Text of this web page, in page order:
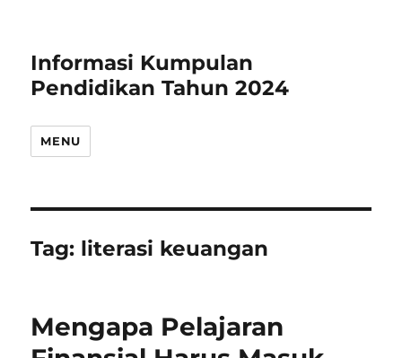
Informasi Kumpulan
Pendidikan Tahun 2024
MENU
Tag: literasi keuangan
Mengapa Pelajaran